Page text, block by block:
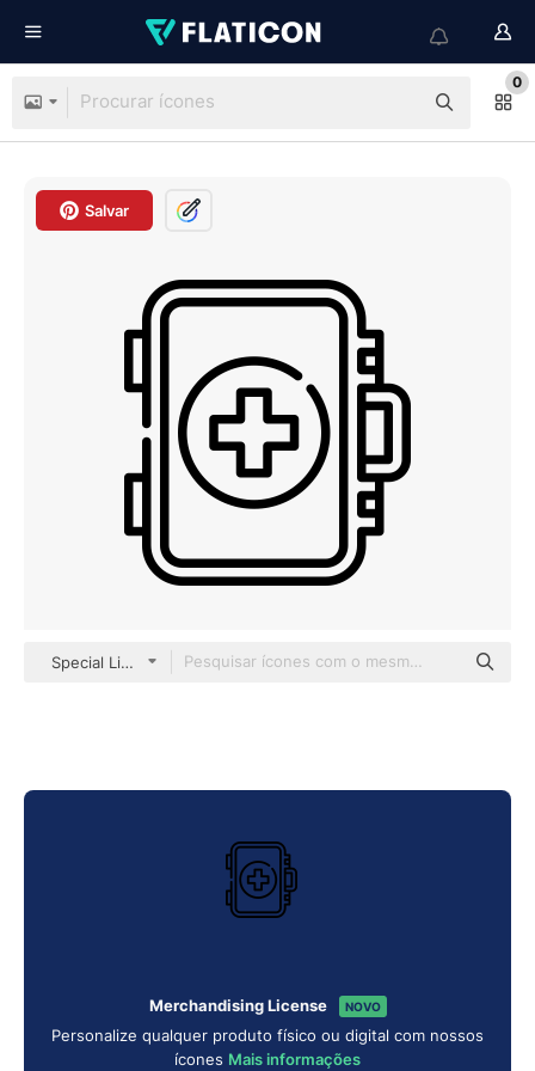
0
Salvar
Special Lineal
Merchandising License NOVO
Personalize qualquer produto físico ou digital com nossos
ícones Mais informações